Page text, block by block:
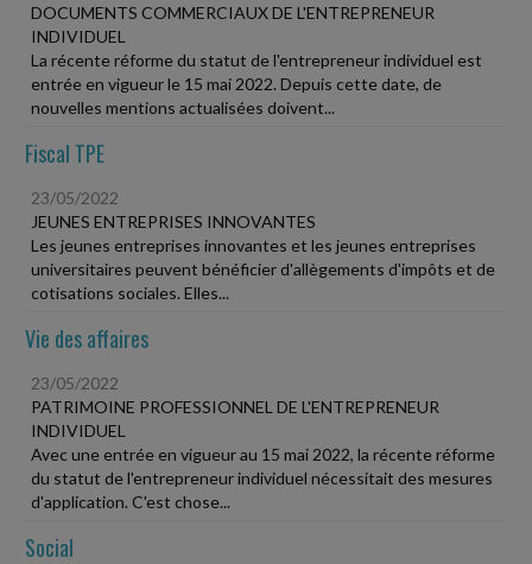
DOCUMENTS COMMERCIAUX DE L'ENTREPRENEUR
INDIVIDUEL
La récente réforme du statut de l'entrepreneur individuel est
entrée en vigueur le 15 mai 2022. Depuis cette date, de
nouvelles mentions actualisées doivent...
Fiscal TPE
23/05/2022
JEUNES ENTREPRISES INNOVANTES
Les jeunes entreprises innovantes et les jeunes entreprises
universitaires peuvent bénéficier d'allègements d'impôts et de
cotisations sociales. Elles...
Vie des affaires
23/05/2022
PATRIMOINE PROFESSIONNEL DE L'ENTREPRENEUR
INDIVIDUEL
Avec une entrée en vigueur au 15 mai 2022, la récente réforme
du statut de l'entrepreneur individuel nécessitait des mesures
d'application. C'est chose...
Social